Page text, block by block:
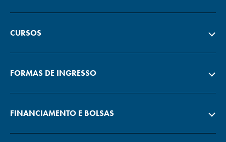
CURSOS
FORMAS DE INGRESSO
FINANCIAMENTO E BOLSAS